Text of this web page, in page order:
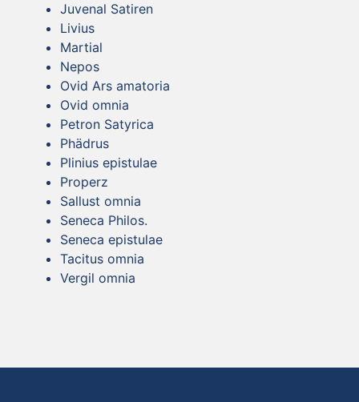
Juvenal Satiren
Livius
Martial
Nepos
Ovid Ars amatoria
Ovid omnia
Petron Satyrica
Phädrus
Plinius epistulae
Properz
Sallust omnia
Seneca Philos.
Seneca epistulae
Tacitus omnia
Vergil omnia